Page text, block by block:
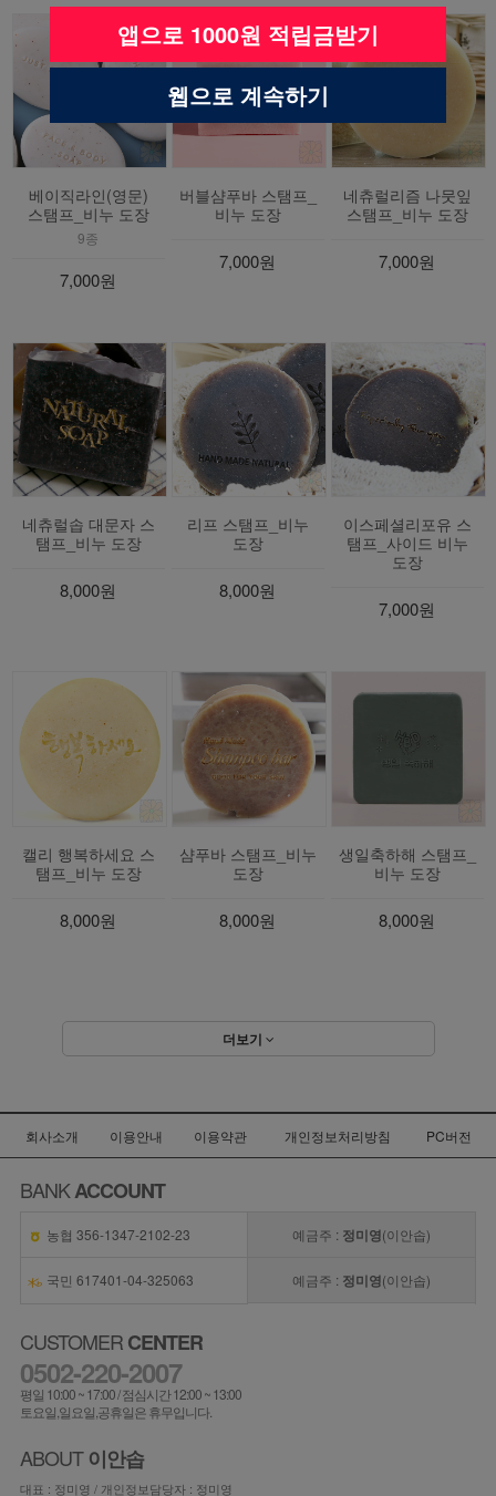
베이직라인(영문)
스탬프_비누 도장
9종
7,000원
버블샴푸바 스탬프_
비누 도장
7,000원
네츄럴리즘 나뭇잎
스탬프_비누 도장
7,000원
네츄럴솝 대문자 스
탬프_비누 도장
8,000원
리프 스탬프_비누
도장
8,000원
이스페셜리포유 스
탬프_사이드 비누
도장
7,000원
캘리 행복하세요 스
탬프_비누 도장
8,000원
샴푸바 스탬프_비누
도장
8,000원
생일축하해 스탬프_
비누 도장
8,000원
더보기
회사소개 이용안내 이용약관 개인정보처리방침 PC버전
BANKACCOUNT
농협 356-1347-2102-23 예금주 : 정미영(이안솝)
국민 617401-04-325063 예금주 : 정미영(이안솝)
CUSTOMERCENTER
0502-220-2007
평일 10:00 ~ 17:00 / 점심시간 12:00 ~ 13:00
토요일,일요일,공휴일은 휴무입니다.
ABOUT이안솝
대표 : 정미영 / 개인정보담당자 : 정미영
앱으로 1000원 적립금받기
웹으로 계속하기